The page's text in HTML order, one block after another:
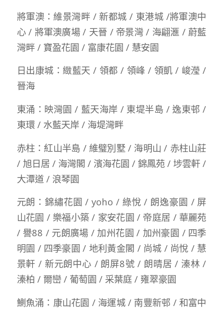
將軍澳：維景灣畔 / 新都城 / 東港城 /將軍澳中
心 / 將軍澳廣場 / 天晉 / 帝景灣 / 海翩滙 / 蔚藍
灣畔 / 寶盈花園 / 富康花園 / 慧安園
日出康城：緻藍天 / 領都 / 領峰 / 領凱 / 峻瀅 /
晉海
東涌：映灣園 / 藍天海岸 / 東堤半島 / 逸東邨 /
東環 / 水藍天岸 / 海堤灣畔
赤柱：紅山半島 / 維璧別墅 / 海明山 / 赤柱山莊
/ 旭日居 / 海灣閣 / 濱海花園 / 錦鳳苑 / 埗雲軒 /
大潭道 / 浪琴園
元朗：錦繡花園 / yoho / 綠悅 / 朗逸豪園 / 屏
山花園 / 樂福小築 / 家安花園 / 帝庭居 / 華麗苑
/ 譽88 / 元朗廣場 / 加州花園 / 加州豪園 / 四季
明園 / 四季豪園 / 地利黃金閣 / 尚城 / 尚悅 / 慧
景軒 / 新元朗中心 / 朗屏8號 / 朗晴居 / 溱林 /
溱柏 / 爾巒 / 葡萄園 / 采葉庭 / 雍翠豪園
鰂魚涌：康山花園 / 海運城 / 南豐新邨 / 和富中